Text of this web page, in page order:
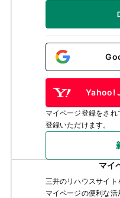
Yahoo!
マイページ登録をさ
登録いただけます。
マイ
三井のリハウスサイ
マイページの便利な活